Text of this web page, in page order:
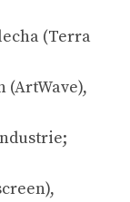
(Terra
(ArtWave),